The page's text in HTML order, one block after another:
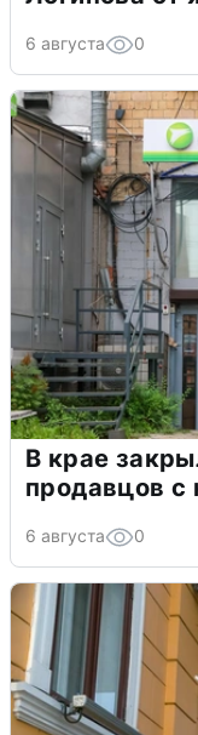
6 августа 0
В крае
продавцов с
6 августа 0